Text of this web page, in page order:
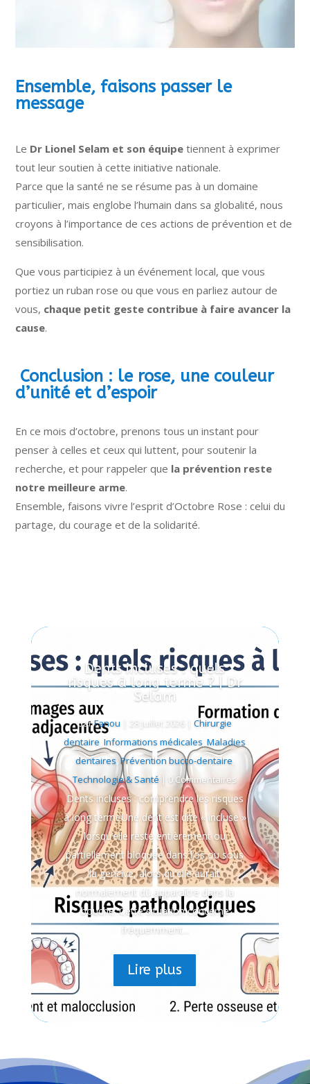
Ensemble, faisons passer le
message
Le Dr Lionel Selam et son équipe tiennent à exprimer
tout leur soutien à cette initiative nationale.
Parce que la santé ne se résume pas à un domaine
particulier, mais englobe l’humain dans sa globalité, nous
croyons à l’importance de ces actions de prévention et de
sensibilisation.
Que vous participiez à un événement local, que vous
portiez un ruban rose ou que vous en parliez autour de
vous, chaque petit geste contribue à faire avancer la
cause.
Conclusion : le rose, une couleur
d’unité et d’espoir
En ce mois d’octobre, prenons tous un instant pour
penser à celles et ceux qui luttent, pour soutenir la
recherche, et pour rappeler que la prévention reste
notre meilleure arme.
Ensemble, faisons vivre l’esprit d’Octobre Rose : celui du
partage, du courage et de la solidarité.
Dents incluses : quels
risques à long terme ? | Dr
Selam
parFanou 28 juillet 2026 |Chirurgie
dentaire ,Informations médicales ,Maladies
dentaires,Prévention bucco-dentaire
Technologie & Santé | 0 Commentaires
Dents incluses : comprendre les risques
à long termeUne dent est dite « incluse »
lorsqu’elle reste entièrement ou
partiellement bloquée dans l’os ou sous
la gencive, alors qu’elle aurait
normalement dû apparaître dans la
bouche. Cette situation concerne
fréquemment...
Lire plus